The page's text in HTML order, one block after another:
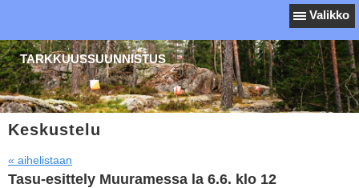
Valikko
TARKKUUSSUUNNISTUS
Keskustelu
« aihelistaan
Tasu-esittely Muuramessa la 6.6. klo 12